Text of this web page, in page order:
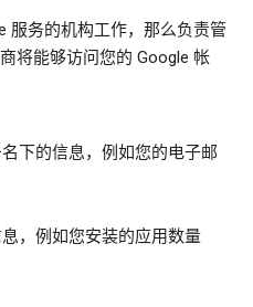
服务的机构工作，那么负责管
将能够访问您的 Google 帐
下的信息，例如您的电子邮
，例如您安装的应用数量